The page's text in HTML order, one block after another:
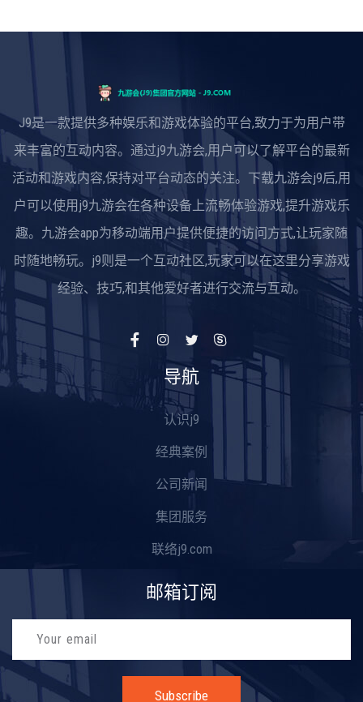
J9是一款提供多种娱乐和游戏体验的平台,致力于为用户带
来丰富的互动内容。通过j9九游会,用户可以了解平台的最新
活动和游戏内容,保持对平台动态的关注。下载九游会j9后,用
户可以使用j9九游会在各种设备上流畅体验游戏,提升游戏乐
趣。九游会app为移动端用户提供便捷的访问方式,让玩家随
时随地畅玩。j9则是一个互动社区,玩家可以在这里分享游戏
经验、技巧,和其他爱好者进行交流与互动。
导航
认识j9
经典案例
公司新闻
集团服务
联络j9.com
邮箱订阅
Subscribe